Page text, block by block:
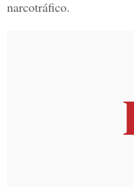
narcotráfico.